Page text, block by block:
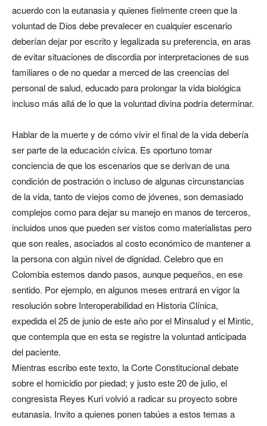
acuerdo con la eutanasia y quienes fielmente creen que la
voluntad de Dios debe prevalecer en cualquier escenario
deberían dejar por escrito y legalizada su preferencia, en aras
de evitar situaciones de discordia por interpretaciones de sus
familiares o de no quedar a merced de las creencias del
personal de salud, educado para prolongar la vida biológica
incluso más allá de lo que la voluntad divina podría determinar.
Hablar de la muerte y de cómo vivir el final de la vida debería
ser parte de la educación cívica. Es oportuno tomar
conciencia de que los escenarios que se derivan de una
condición de postración o incluso de algunas circunstancias
de la vida, tanto de viejos como de jóvenes, son demasiado
complejos como para dejar su manejo en manos de terceros,
incluidos unos que pueden ser vistos como materialistas pero
que son reales, asociados al costo económico de mantener a
la persona con algún nivel de dignidad. Celebro que en
Colombia estemos dando pasos, aunque pequeños, en ese
sentido. Por ejemplo, en algunos meses entrará en vigor la
resolución sobre Interoperabilidad en Historia Clínica,
expedida el 25 de junio de este año por el Minsalud y el Mintic,
que contempla que en esta se registre la voluntad anticipada
del paciente.
Mientras escribo este texto, la Corte Constitucional debate
sobre el homicidio por piedad; y justo este 20 de julio, el
congresista Reyes Kuri volvió a radicar su proyecto sobre
eutanasia. Invito a quienes ponen tabúes a estos temas a